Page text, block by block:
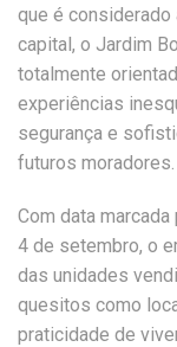
que é
capital, o Jardim
totalmente
experiências
segurança e
futuros moradores.
Com data
4 de setembro, o
das unidades
quesitos como
praticidade de